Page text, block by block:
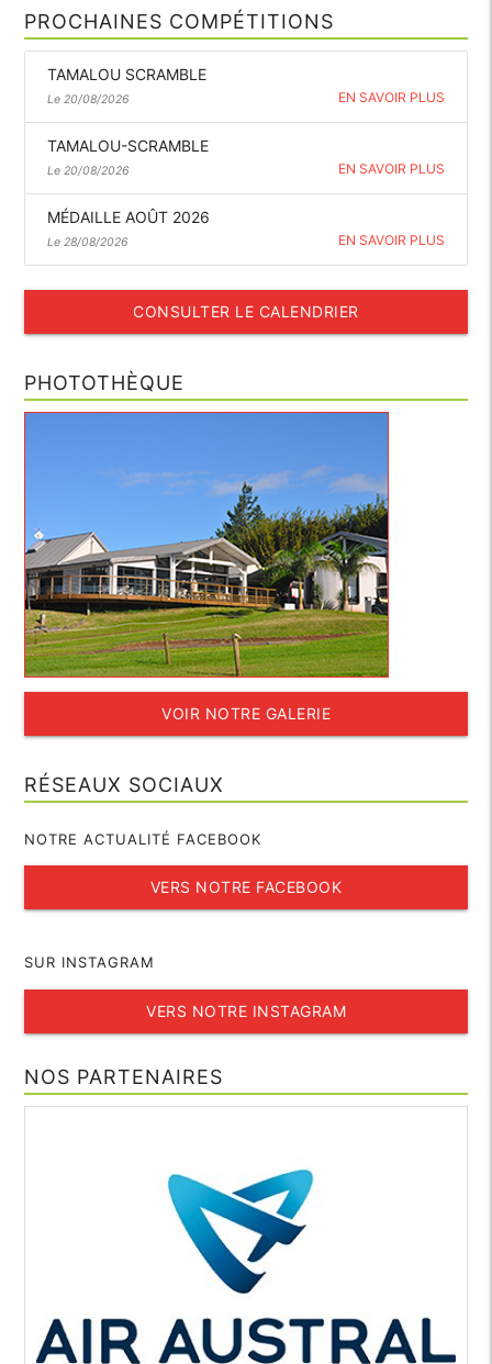
PROCHAINES COMPÉTITIONS
TAMALOU SCRAMBLE
Le 20/08/2026 EN SAVOIR PLUS
TAMALOU-SCRAMBLE
Le 20/08/2026 EN SAVOIR PLUS
MÉDAILLE AOÛT 2026
Le 28/08/2026 EN SAVOIR PLUS
CONSULTER LE CALENDRIER
PHOTOTHÈQUE
VOIR NOTRE GALERIE
RÉSEAUX SOCIAUX
NOTRE ACTUALITÉ FACEBOOK
VERS NOTRE FACEBOOK
SUR INSTAGRAM
VERS NOTRE INSTAGRAM
NOS PARTENAIRES